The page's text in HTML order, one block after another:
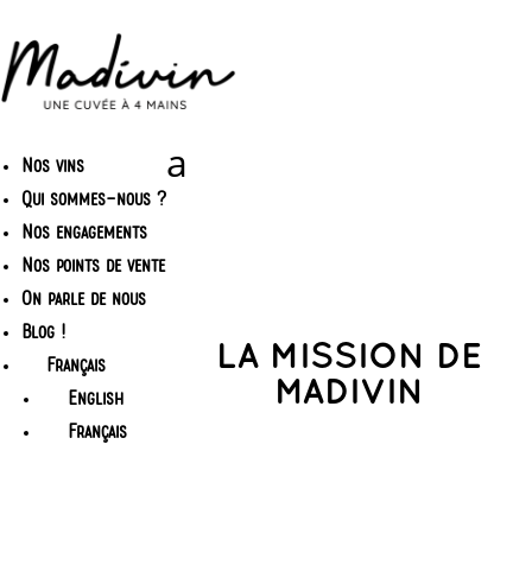
Nos vins
Qui sommes-nous ?
Nos engagements
Nos points de vente
On parle de nous
Blog !
Français
English
Français
LA MISSION DE
MADIVIN